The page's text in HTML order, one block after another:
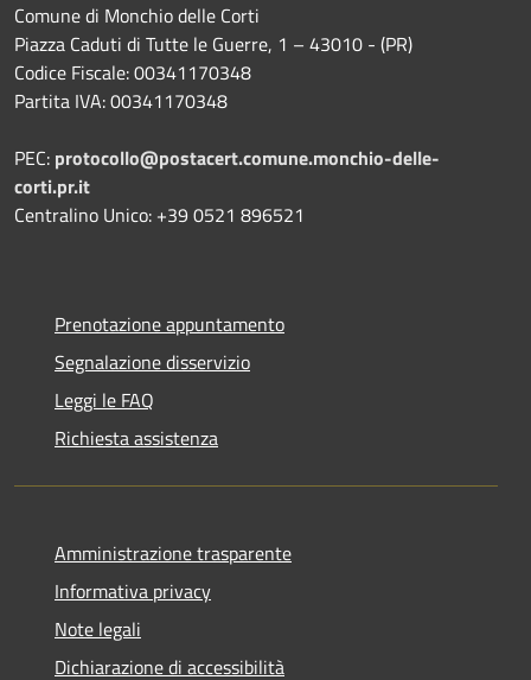
Comune di Monchio delle Corti
Piazza Caduti di Tutte le Guerre, 1 – 43010 - (PR)
Codice Fiscale: 00341170348
Partita IVA: 00341170348
PEC: protocollo@postacert.comune.monchio-delle-
corti.pr.it
Centralino Unico: +39 0521 896521
Prenotazione appuntamento
Segnalazione disservizio
Leggi le FAQ
Richiesta assistenza
Amministrazione trasparente
Informativa privacy
Note legali
Dichiarazione di accessibilità